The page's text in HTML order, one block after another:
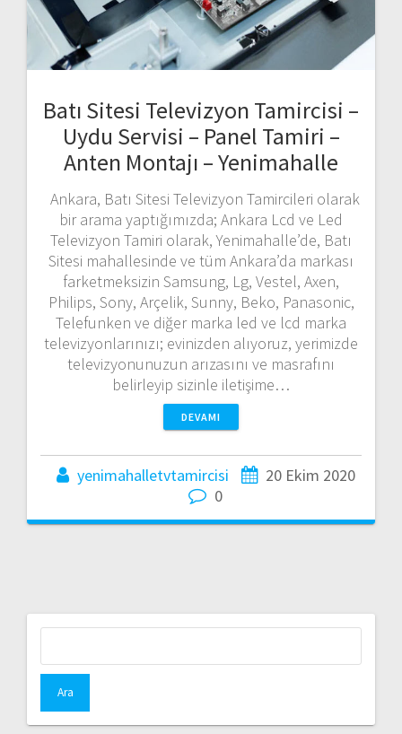
Batı Sitesi Televizyon Tamircisi –
Uydu Servisi – Panel Tamiri –
Anten Montajı – Yenimahalle
Ankara, Batı Sitesi Televizyon Tamircileri olarak
bir arama yaptığımızda; Ankara Lcd ve Led
Televizyon Tamiri olarak, Yenimahalle’de, Batı
Sitesi mahallesinde ve tüm Ankara’da markası
farketmeksizin Samsung, Lg, Vestel, Axen,
Philips, Sony, Arçelik, Sunny, Beko, Panasonic,
Telefunken ve diğer marka led ve lcd marka
televizyonlarınızı; evinizden alıyoruz, yerimizde
televizyonunuzun arızasını ve masrafını
belirleyip sizinle iletişime…
DEVAMI
yenimahalletvtamircisi
20 Ekim 2020
0